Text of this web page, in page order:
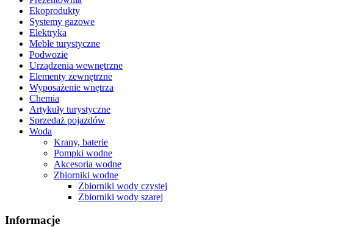
Ekoprodukty
Systemy gazowe
Elektryka
Meble turystyczne
Podwozie
Urządzenia wewnętrzne
Elementy zewnętrzne
Wyposażenie wnętrza
Chemia
Artykuły turystyczne
Sprzedaż pojazdów
Woda
Krany, baterie
Pompki wodne
Akcesoria wodne
Zbiorniki wodne
Zbiorniki wody czystej
Zbiorniki wody szarej
Informacje